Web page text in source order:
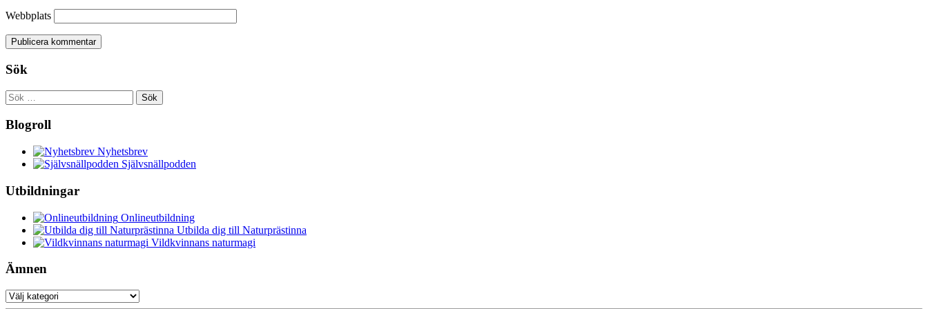
Webbplats
Sök
Sök
efter:
Blogroll
Nyhetsbrev
Självsnällpodden
Utbildningar
Onlineutbildning
Utbilda dig till Naturprästinna
Vildkvinnans naturmagi
Ämnen
Ämnen